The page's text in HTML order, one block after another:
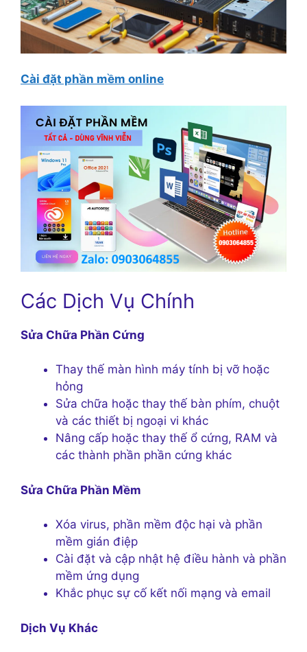
Cài đặt phần mềm online
Các Dịch Vụ Chính
Sửa Chữa Phần Cứng
Thay thế màn hình máy tính bị vỡ hoặc
hỏng
Sửa chữa hoặc thay thế bàn phím, chuột
và các thiết bị ngoại vi khác
Nâng cấp hoặc thay thế ổ cứng, RAM và
các thành phần phần cứng khác
Sửa Chữa Phần Mềm
Xóa virus, phần mềm độc hại và phần
mềm gián điệp
Cài đặt và cập nhật hệ điều hành và phần
mềm ứng dụng
Khắc phục sự cố kết nối mạng và email
Dịch Vụ Khác